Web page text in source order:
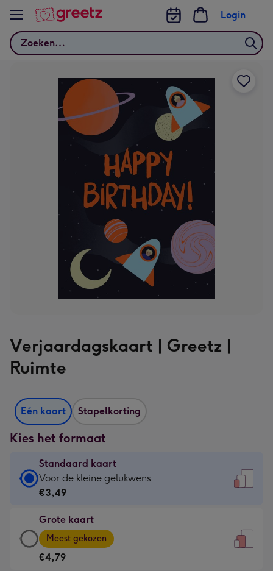
Bekijk meer
Zoeken
Login
Verjaardagskaart | Greetz |
Ruimte
Eén kaart Stapelkorting
Kies het formaat
Standaard kaart
Standaard
kaart
€3,49
-
Voor
Voor de kleine gelukwens
€3,49
Grote kaart
Grote
kaart
-
Meest gekozen
€4,79